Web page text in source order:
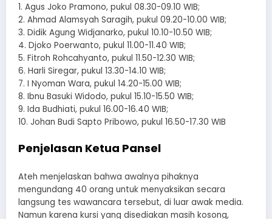
1. Agus Joko Pramono, pukul 08.30-09.10 WIB;
2. Ahmad Alamsyah Saragih, pukul 09.20-10.00 WIB;
3. Didik Agung Widjanarko, pukul 10.10-10.50 WIB;
4. Djoko Poerwanto, pukul 11.00-11.40 WIB;
5. Fitroh Rohcahyanto, pukul 11.50-12.30 WIB;
6. Harli Siregar, pukul 13.30-14.10 WIB;
7. I Nyoman Wara, pukul 14.20-15.00 WIB;
8. Ibnu Basuki Widodo, pukul 15.10-15.50 WIB;
9. Ida Budhiati, pukul 16.00-16.40 WIB;
10. Johan Budi Sapto Pribowo, pukul 16.50-17.30 WIB
Penjelasan Ketua Pansel
Ateh menjelaskan bahwa awalnya pihaknya
mengundang 40 orang untuk menyaksikan secara
langsung tes wawancara tersebut, di luar awak media.
Namun karena kursi yang disediakan masih kosong,